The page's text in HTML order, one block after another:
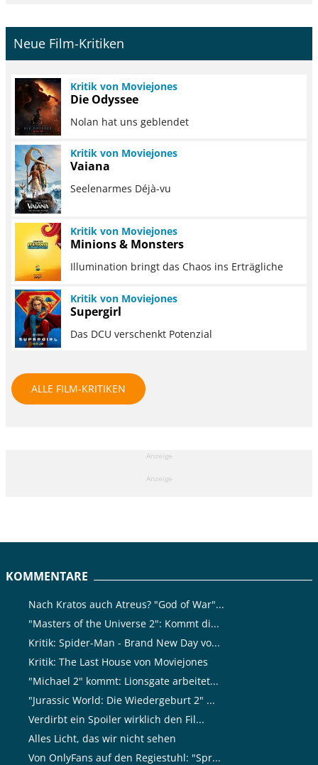
Neue Film-Kritiken
Kritik von Moviejones
Die Odyssee
Nolan hat uns geblendet
Kritik von Moviejones
Vaiana
Seelenarmes Déjà-vu
Kritik von Moviejones
Minions & Monsters
Illumination bringt das Chaos ins Erträgliche
Kritik von Moviejones
Supergirl
Das DCU verschenkt Potenzial
ALLE FILM-KRITIKEN
Anzeige
Anzeige
KOMMENTARE
Nach Kratos auch Atreus? "God of War"...
"Masters of the Universe 2": Kommt di...
Kritik: Spider-Man - Brand New Day vo...
Kritik: The Last House von Moviejones
"Michael 2" kommt: Lionsgate arbeitet...
"Jurassic World: Die Wiedergeburt 2" ...
Verdirbt ein Spoiler wirklich den Fil...
Alles Licht, das wir nicht sehen
Von OnlyFans auf den Regiestuhl: "Spr...